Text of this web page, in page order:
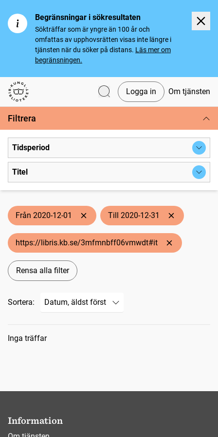
Begränsningar i sökresultaten
Sökträffar som är yngre än 100 år och
omfattas av upphovsrätten visas inte längre i
tjänsten när du söker på distans. Läs mer om
begränsningen.
Svenska tidningar
Logga in Om tjänsten
Filtrera
Tidsperiod
Titel
Från 2020-12-01 Till 2020-12-31
https://libris.kb.se/3mfmnbff06vmwdt#it
Rensa alla filter
Sortera:
Sökresultat
Inga träffar
Information